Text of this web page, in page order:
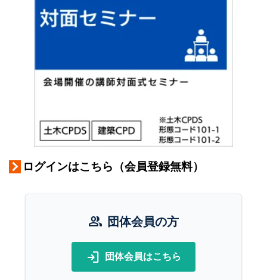
ログインはこちら（会員登録無料）
group 団体会員の方
login 団体会員はこちら